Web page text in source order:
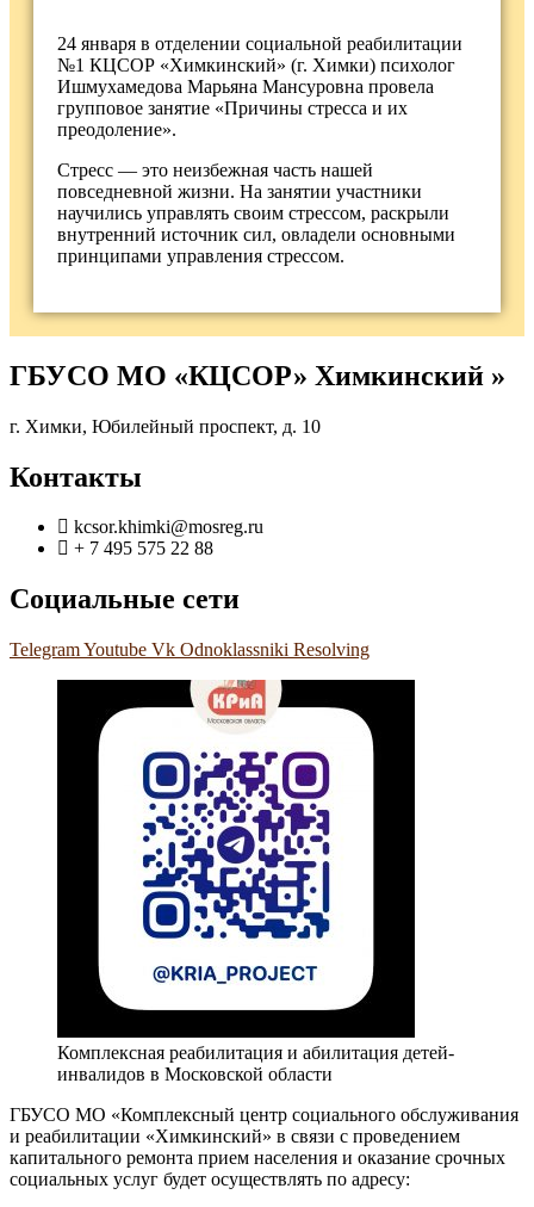
24 января в отделении социальной реабилитации
№1 КЦСОР «Химкинский» (г. Химки) психолог
Ишмухамедова Марьяна Мансуровна провела
групповое занятие «Причины стресса и их
преодоление».
Стресс — это неизбежная часть нашей
повседневной жизни. На занятии участники
научились управлять своим стрессом, раскрыли
внутренний источник сил, овладели основными
принципами управления стрессом.
ГБУСО МО «КЦСОР» Химкинский »
г. Химки, Юбилейный проспект, д. 10
Контакты
kcsor.khimki@mosreg.ru
+ 7 495 575 22 88
Социальные сети
TelegramYoutube Vk Odnoklassniki Resolving
Комплексная реабилитация и абилитация детей-
инвалидов в Московской области
ГБУСО МО «Комплексный центр социального обслуживания
и реабилитации «Химкинский» в связи с проведением
капитального ремонта прием населения и оказание срочных
социальных услуг будет осуществлять по адресу: